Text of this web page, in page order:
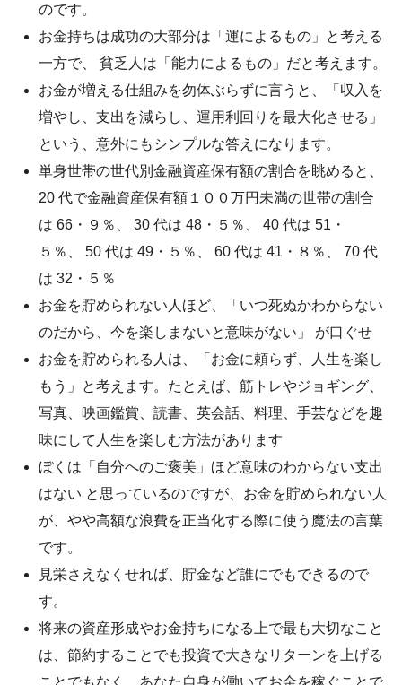
のです。
お金持ちは成功の大部分は「運によるもの」と考える
一方で、 貧乏人は「能力によるもの」だと考えます。
お金が増える仕組みを勿体ぶらずに言うと、「収入を
増やし、支出を減らし、運用利回りを最大化させる」
という、意外にもシンプルな答えになります。
単身世帯の世代別金融資産保有額の割合を眺めると、
20 代で金融資産保有額１００万円未満の世帯の割合
は 66・９％、 30 代は 48・５％、 40 代は 51・
５％、 50 代は 49・５％、 60 代は 41・８％、 70 代
は 32・５％
お金を貯められない人ほど、「いつ死ぬかわからない
のだから、今を楽しまないと意味がない」 が口ぐせ
お金を貯められる人は、「お金に頼らず、人生を楽し
もう」と考えます。たとえば、筋トレやジョギング、
写真、映画鑑賞、読書、英会話、料理、手芸などを趣
味にして人生を楽しむ方法があります
ぼくは「自分へのご褒美」ほど意味のわからない支出
はない と思っているのですが、お金を貯められない人
が、やや高額な浪費を正当化する際に使う魔法の言葉
です。
見栄さえなくせれば、貯金など誰にでもできるので
す。
将来の資産形成やお金持ちになる上で最も大切なこと
は、節約することでも投資で大きなリターンを上げる
ことでもなく、あなた自身が働いてお金を稼ぐことで